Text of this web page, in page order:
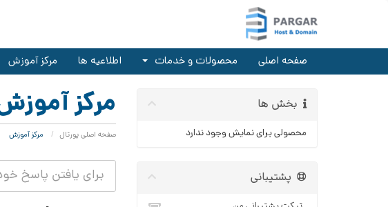
صفحه اصلی محصولات و خدمات اطلاعیه ها مرکز آموزش
مرکز
صفحه اصلی پورتال مرکز آموزش
بخش ها
محصولی برای نمایش وجود ندارد
پشتیبانی